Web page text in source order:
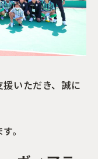
いただき、誠に
。